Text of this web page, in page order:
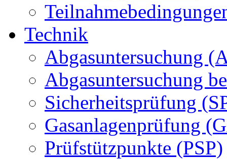
Technik
Abgasuntersuchung
Abgasuntersuchung
Sicherheitsprüfung
Gasanlagenprüfung
Prüfstützpunkte (PSP)